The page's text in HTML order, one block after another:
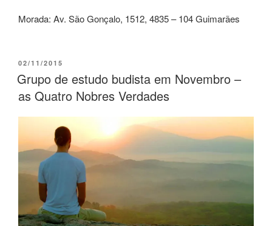
Morada: Av. São Gonçalo, 1512, 4835 – 104 Guimarães
02/11/2015
Grupo de estudo budista em Novembro –
as Quatro Nobres Verdades